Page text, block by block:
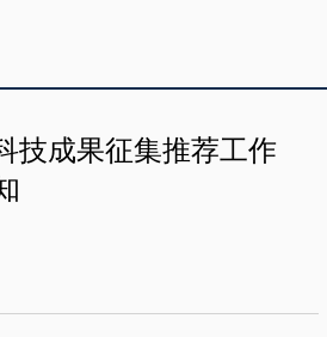
技成果征集推荐工作